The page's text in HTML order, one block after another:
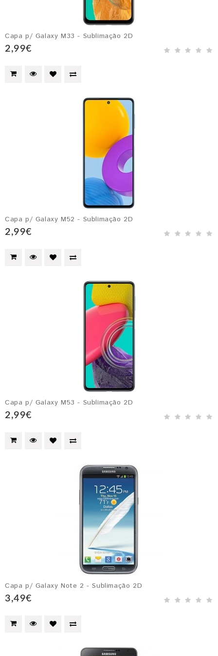
Capa p/ Galaxy M33 - Sublimação 2D
2,99€
Capa p/ Galaxy M52 - Sublimação 2D
2,99€
Capa p/ Galaxy M53 - Sublimação 2D
2,99€
Capa p/ Galaxy Note 2 - Sublimação 2D
3,49€